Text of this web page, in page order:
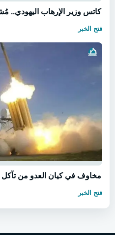
كاتس وزير الإرهاب
فتح الخبر
مخاوف في كيان العدو من تآكل
فتح الخبر